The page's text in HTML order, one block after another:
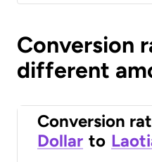
Conversion
different
Conversion
Dollar to